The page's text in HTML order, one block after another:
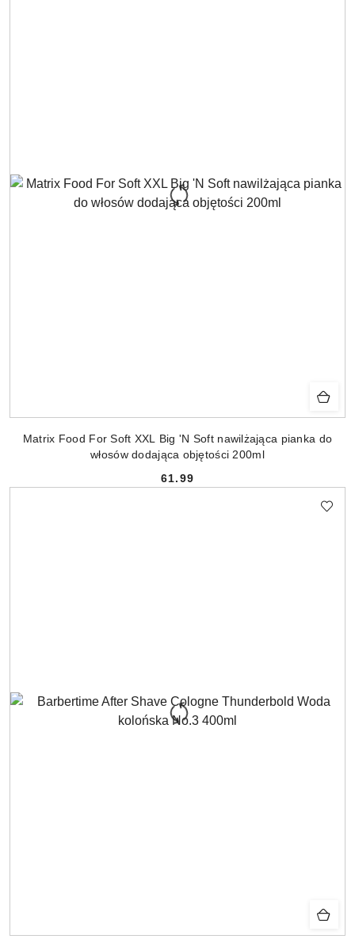
Matrix Food For Soft XXL Big 'N Soft nawilżająca pianka do
włosów dodająca objętości 200ml
Cena:
61.99